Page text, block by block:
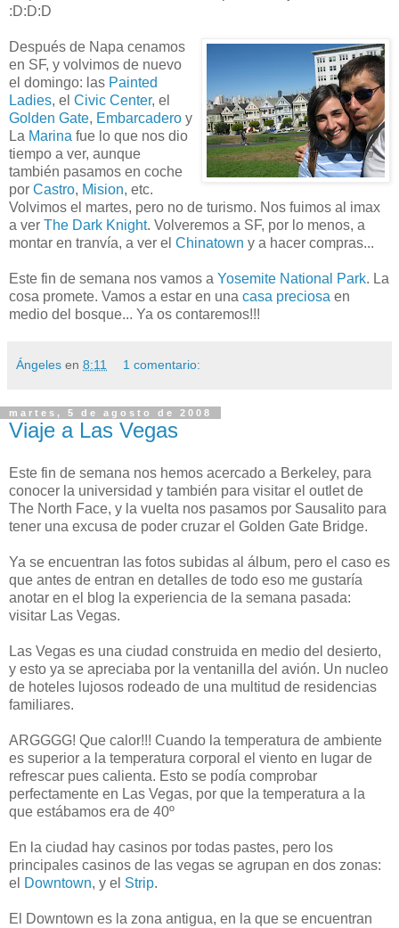
:D:D:D
Después de Napa cenamos
en SF, y volvimos de nuevo
el domingo: las Painted
Ladies, el Civic Center, el
Golden Gate, Embarcadero y
La Marina fue lo que nos dio
tiempo a ver, aunque
también pasamos en coche
por Castro, Mision, etc.
Volvimos el martes, pero no de turismo. Nos fuimos al imax
a ver The Dark Knight. Volveremos a SF, por lo menos, a
montar en tranvía, a ver el Chinatown y a hacer compras...
Este fin de semana nos vamos a Yosemite National Park. La
cosa promete. Vamos a estar en una casa preciosa en
medio del bosque... Ya os contaremos!!!
Ángeles en 8:11 1 comentario:
martes, 5 de agosto de 2008
Viaje a Las Vegas
Este fin de semana nos hemos acercado a Berkeley, para
conocer la universidad y también para visitar el outlet de
The North Face, y la vuelta nos pasamos por Sausalito para
tener una excusa de poder cruzar el Golden Gate Bridge.
Ya se encuentran las fotos subidas al álbum, pero el caso es
que antes de entran en detalles de todo eso me gustaría
anotar en el blog la experiencia de la semana pasada:
visitar Las Vegas.
Las Vegas es una ciudad construida en medio del desierto,
y esto ya se apreciaba por la ventanilla del avión. Un nucleo
de hoteles lujosos rodeado de una multitud de residencias
familiares.
ARGGGG! Que calor!!! Cuando la temperatura de ambiente
es superior a la temperatura corporal el viento en lugar de
refrescar pues calienta. Esto se podía comprobar
perfectamente en Las Vegas, por que la temperatura a la
que estábamos era de 40º
En la ciudad hay casinos por todas pastes, pero los
principales casinos de las vegas se agrupan en dos zonas:
el Downtown, y el Strip.
El Downtown es la zona antigua, en la que se encuentran